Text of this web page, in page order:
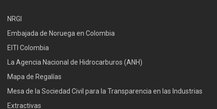
NRGI
Embajada de Noruega en Colombia
EITI Colombia
La Agencia Nacional de Hidrocarburos (ANH)
Mapa de Regalías
Mesa de la Sociedad Civil para la Transparencia en las Industrias
Extractivas